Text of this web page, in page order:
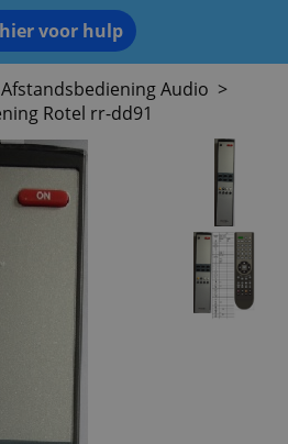
voor hulp
Afstandsbediening Audio >
Rotel rr-dd91